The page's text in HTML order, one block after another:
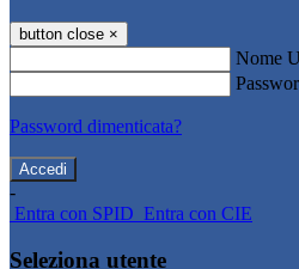
button close ×
Nome
Password dimenticata?
-
Entra con SPID Entra con CIE
Seleziona utente